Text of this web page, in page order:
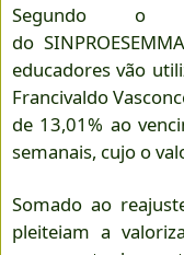
Segundo o
do SINPROESEMMA
educadores vão
Francivaldo
de 13,01% ao
semanais, cujo o
Somado ao
pleiteiam a